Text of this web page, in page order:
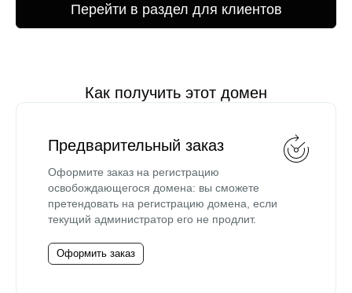
Перейти в раздел для клиентов
Как получить этот домен
Предварительный заказ
Оформите заказ на регистрацию
освобождающегося домена: вы сможете
претендовать на регистрацию домена, если
текущий администратор его не продлит.
Оформить заказ